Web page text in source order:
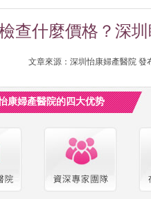
查什麼價格？深
文章來源：深圳怡康婦產醫院 發
康婦產醫院的四大优势